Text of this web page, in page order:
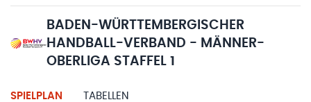
BADEN-WÜRTTEMBERGISCHER
HANDBALL-VERBAND - MÄNNER-
OBERLIGA STAFFEL 1
SPIELPLAN TABELLEN